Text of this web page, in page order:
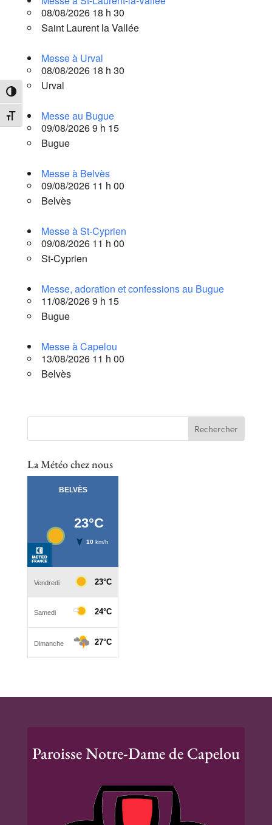
Passer en contraste élevé
Changer la taille de la police
08/08/2026 18 h 30
Saint Laurent la Vallée
Messe à Urval
08/08/2026 18 h 30
Urval
Messe au Bugue
09/08/2026 9 h 15
Bugue
Messe à Belvès
09/08/2026 11 h 00
Belvès
Messe à St-Cyprien
09/08/2026 11 h 00
St-Cyprien
Messe, adoration et confessions au Bugue
11/08/2026 9 h 15
Bugue
Messe à Capelou
13/08/2026 11 h 00
Belvès
La Météo chez nous
Paroisse Notre-Dame de Capelou